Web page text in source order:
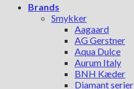
Brands
Smykker
Aagaard
AG Gerstner
Aqua Dulce
Aurum Italy
BNH Kæder
Diamant serier